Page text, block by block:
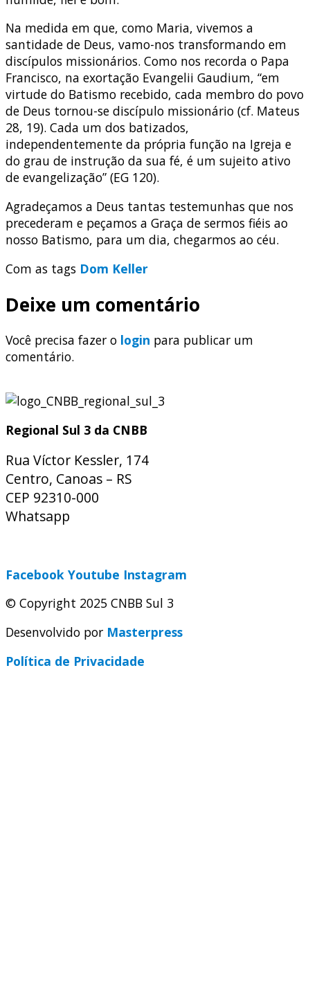
Na medida em que, como Maria, vivemos a
santidade de Deus, vamo-nos transformando em
discípulos missionários. Como nos recorda o Papa
Francisco, na exortação Evangelii Gaudium, “em
virtude do Batismo recebido, cada membro do povo
de Deus tornou-se discípulo missionário (cf. Mateus
28, 19). Cada um dos batizados,
independentemente da própria função na Igreja e
do grau de instrução da sua fé, é um sujeito ativo
de evangelização” (EG 120).
Agradeçamos a Deus tantas testemunhas que nos
precederam e peçamos a Graça de sermos fiéis ao
nosso Batismo, para um dia, chegarmos ao céu.
Com as tags Dom Keller
Deixe um comentário
Você precisa fazer o login para publicar um
comentário.
Regional Sul 3 da CNBB
Rua Víctor Kessler, 174
Centro, Canoas – RS
CEP 92310-000
Whatsapp
Facebook Youtube Instagram
© Copyright 2025 CNBB Sul 3
Desenvolvido por Masterpress
Política de Privacidade